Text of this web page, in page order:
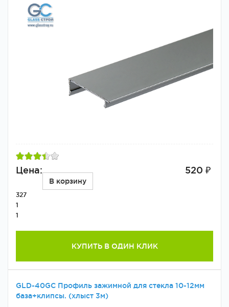
Цена: 520 ₽
В корзину
327
1
1
КУПИТЬ В ОДИН КЛИК
GLD-40GC Профиль зажимной для стекла 10-12мм
база+клипсы. (хлыст 3м)